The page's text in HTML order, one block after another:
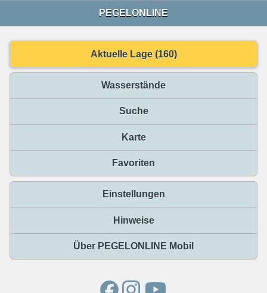
PEGELONLINE
Aktuelle Lage (160)
Wasserstände
Suche
Karte
Favoriten
Einstellungen
Hinweise
Über PEGELONLINE Mobil